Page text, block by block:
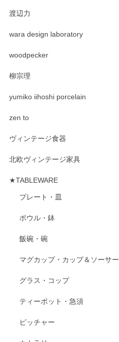
渡辺力
wara design laboratory
woodpecker
柳宗理
yumiko iihoshi porcelain
zen to
ヴィンテージ食器
北欧ヴィンテージ家具
★TABLEWARE
プレート・皿
ボウル・鉢
飯碗・碗
マグカップ・カップ＆ソーサー
グラス・コップ
ティーポット・急須
ピッチャー